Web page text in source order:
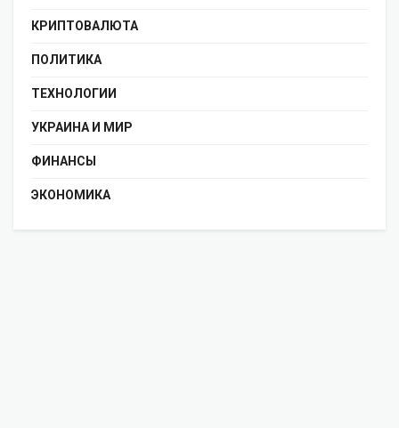
КРИПТОВАЛЮТА
ПОЛИТИКА
ТЕХНОЛОГИИ
УКРАИНА И МИР
ФИНАНСЫ
ЭКОНОМИКА